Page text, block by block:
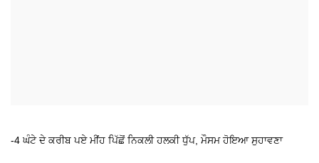
-4 ਘੰਟੇ ਦੇ ਕਰੀਬ ਪਏ ਮੀਂਹ ਪਿੱਛੋਂ ਨਿਕਲੀ ਹਲਕੀ ਧੁੱਪ, ਮੌਸਮ ਹੋਇਆ ਸੁਹਾਵਣਾ